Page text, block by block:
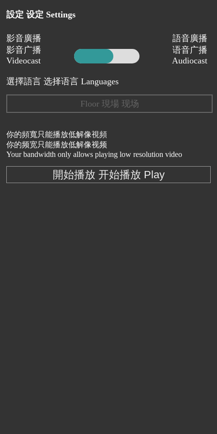
設定 设定 Settings
影音廣播
影音广播
Videocast
語音廣播
语音广播
Audiocast
選擇語言 选择语言 Languages
Floor 現場 现场
你的頻寬只能播放低解像視頻
你的频宽只能播放低解像视频
Your bandwidth only allows playing low resolution video
開始播放 开始播放 Play